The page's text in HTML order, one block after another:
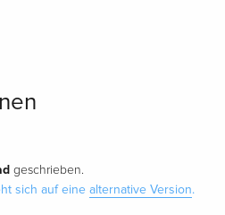
geschrieben.
sich auf eine alternative Version.